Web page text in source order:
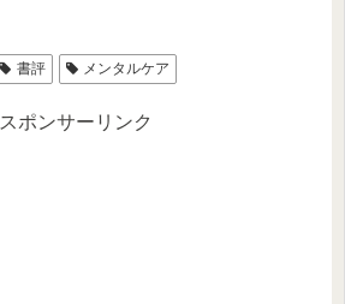
書評 メンタルケア
スポンサーリンク